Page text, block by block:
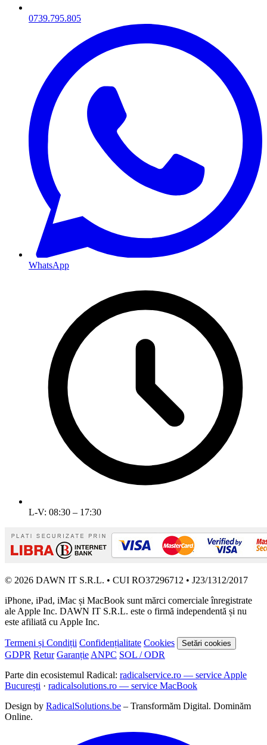
0739.795.805
WhatsApp
L-V: 08:30 – 17:30
© 2026 DAWN IT S.R.L. • CUI RO37296712 • J23/1312/2017
iPhone, iPad, iMac și MacBook sunt mărci comerciale înregistrate
ale Apple Inc. DAWN IT S.R.L. este o firmă independentă și nu
este afiliată cu Apple Inc.
Termeni și Condiții Confidențialitate Cookies Setări cookies
GDPR Retur Garanție ANPC SOL / ODR
Parte din ecosistemul Radical: radicalservice.ro — service Apple
București · radicalsolutions.ro — service MacBook
Design by RadicalSolutions.be – Transformăm Digital. Dominăm
Online.